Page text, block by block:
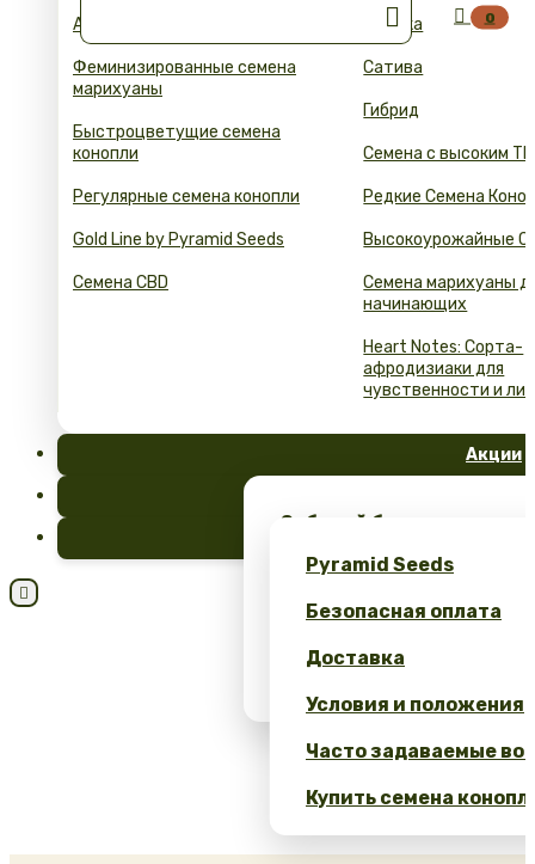
Автоцветущие семена конопли
Феминизированные семена
марихуаны
Быстроцветущие семена
конопли
Регулярные семена конопли
Gold Line by Pyramid Seeds
Семена CBD
Индика
Сатива
Гибрид
Семена с высоким
Редкие Семена
Высокоурожайные
Семена марихуаны
начинающих
Heart Notes: Сорта-
афродизиаки для
чувственности и
Акции
Забирай бесплатные
Seeds!
Получите 10% скидку
Калькулятор выгоды:
Pyramid Seeds
Безопасная оплата
Доставка
Условия и положения
Часто задаваемые
Купить семена

  0